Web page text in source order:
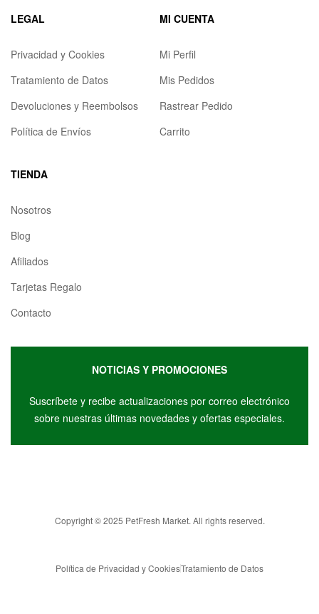
LEGAL
Privacidad y Cookies
Tratamiento de Datos
Devoluciones y Reembolsos
Política de Envíos
MI CUENTA
Mi Perfil
Mis Pedidos
Rastrear Pedido
Carrito
TIENDA
Nosotros
Blog
Afiliados
Tarjetas Regalo
Contacto
NOTICIAS Y PROMOCIONES
Suscríbete y recibe actualizaciones por correo electrónico
sobre nuestras últimas novedades y ofertas especiales.
Copyright © 2025 PetFresh Market. All rights reserved.
Política de Privacidad y CookiesTratamiento de Datos